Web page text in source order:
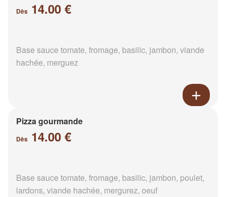
Dès 14.00 €
Base sauce tomate, fromage, basilic, jambon, viande
hachée, merguez
Pizza gourmande
Dès 14.00 €
Base sauce tomate, fromage, basilic, jambon, poulet,
lardons, viande hachée, mergurez, oeuf